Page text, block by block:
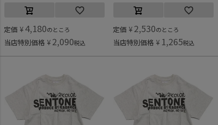
定価 ¥ 4,180のところ
当店特別価格 ¥ 2,090税込
定価 ¥ 2,530のところ
当店特別価格 ¥ 1,265税込